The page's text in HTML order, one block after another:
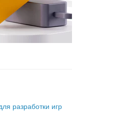
разработки игр